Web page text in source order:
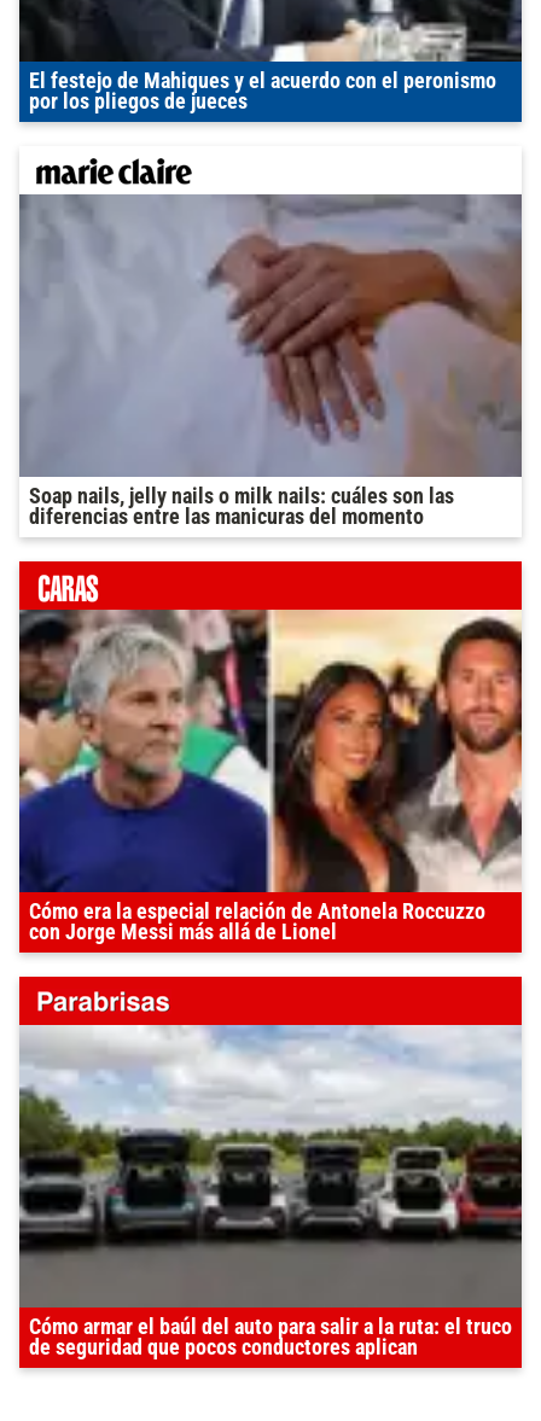
El festejo de Mahiques y el acuerdo con el peronismo
por los pliegos de jueces
Soap nails, jelly nails o milk nails: cuáles son las
diferencias entre las manicuras del momento
Cómo era la especial relación de Antonela Roccuzzo
con Jorge Messi más allá de Lionel
Cómo armar el baúl del auto para salir a la ruta: el truco
de seguridad que pocos conductores aplican